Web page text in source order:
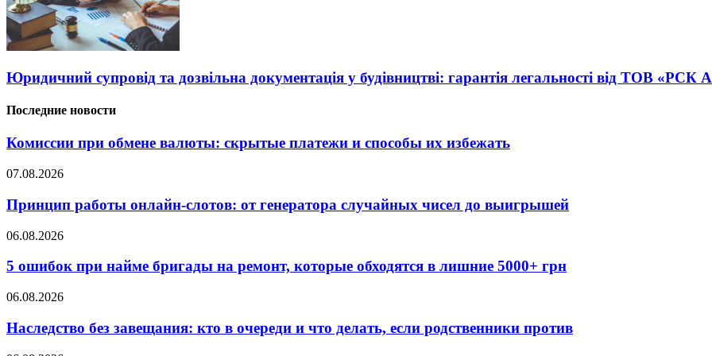
Юридичний супровід та дозвільна документація у будівництві: гарантія легальності від ТОВ
Последние новости
Комиссии при обмене валюты: скрытые платежи и способы их избежать
07.08.2026
Принцип работы онлайн-слотов: от генератора случайных чисел до выигрышей
06.08.2026
5 ошибок при найме бригады на ремонт, которые обходятся в лишние 5000+ грн
06.08.2026
Наследство без завещания: кто в очереди и что делать, если родственники против